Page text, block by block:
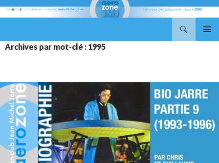
AU
Archives par mot-clé : 1995